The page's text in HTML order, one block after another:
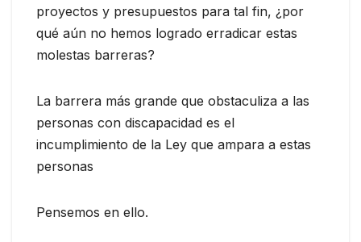
proyectos y presupuestos para tal fin, ¿por
qué aún no hemos logrado erradicar estas
molestas barreras?
La barrera más grande que obstaculiza a las
personas con discapacidad es el
incumplimiento de la Ley que ampara a estas
personas
Pensemos en ello.